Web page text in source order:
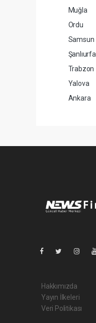
Muğla
Ordu
Samsun
Şanlıurfa
Trabzon
Yalova
Ankara
Hakkımızda
Yayın İlkeleri
Veri Politikası